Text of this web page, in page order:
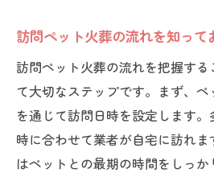
ペットの個性を活かし
心に残る瞬間を迎える
訪問ペット火葬の事前準備
く解説
事前準備で押さえてお
訪問ペット火葬のスム
訪問ペット火葬の流れを知って
訪問ペット火葬の流れを把握する
て大切なステップです。まず、
を通じて訪問日時を設定します
時に合わせて業者が自宅に訪れ
はペットとの最期の時間をしっ